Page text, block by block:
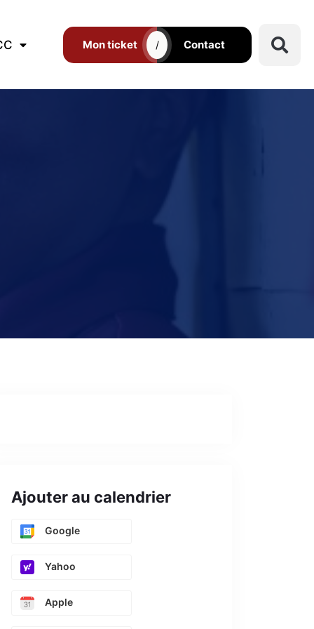
Mon ticket / Contact
Ajouter au calendrier
Google
Yahoo
Apple